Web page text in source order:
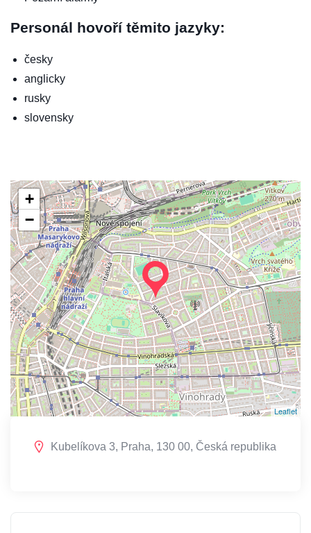
Personál hovoří těmito jazyky:
česky
anglicky
rusky
slovensky
+
−
Leaflet
Kubelíkova 3, Praha, 130 00, Česká republika